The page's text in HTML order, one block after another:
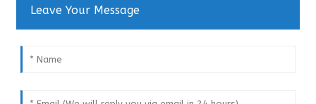
Leave Your Message